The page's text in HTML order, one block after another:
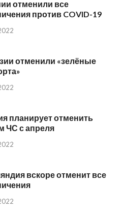
отменили все
против COVID-19
отменили «зелёные
планирует отменить
ЧС с апреля
вскоре отменит все